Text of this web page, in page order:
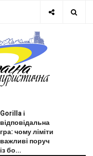
Gorilla і
відповідальна
гра: чому ліміти
важливі поруч
із бо...